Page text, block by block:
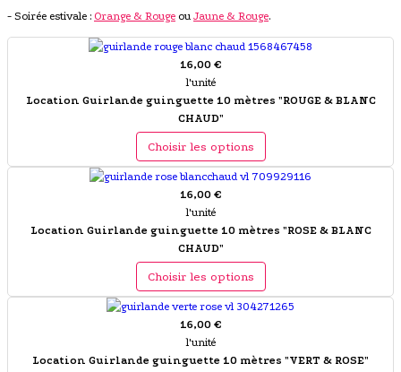
- Soirée estivale : Orange & Rouge ou Jaune & Rouge.
16,00 €
l'unité
Location Guirlande guinguette 10 mètres "ROUGE & BLANC
CHAUD"
Choisir les options
16,00 €
l'unité
Location Guirlande guinguette 10 mètres "ROSE & BLANC
CHAUD"
Choisir les options
16,00 €
l'unité
Location Guirlande guinguette 10 mètres "VERT & ROSE"